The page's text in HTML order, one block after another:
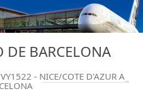
DE BARCELONA
- NICE/COTE D'AZUR A